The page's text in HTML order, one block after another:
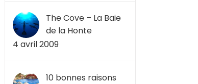
The Cove – La Baie
de la Honte
4 avril 2009
10 bonnes raisons